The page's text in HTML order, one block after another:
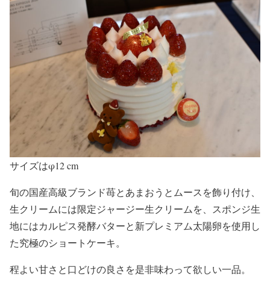
サイズはφ12 cm
旬の国産高級ブランド苺とあまおうとムースを飾り付け、
生クリームには限定ジャージー生クリームを、スポンジ生
地にはカルピス発酵バターと新プレミアム太陽卵を使用し
た究極のショートケーキ。
程よい甘さと口どけの良さを是非味わって欲しい一品。